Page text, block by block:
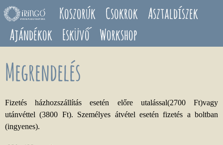
Ugrás a tartalomra Koszorúk Csokrok Asztaldíszek
Ajándékok Esküvő Workshop
Megrendelés
Fizetés házhozszállítás esetén előre utalással(2700 Ft)vagy
utánvéttel (3800 Ft). Személyes átvétel esetén fizetés a boltban
(ingyenes).